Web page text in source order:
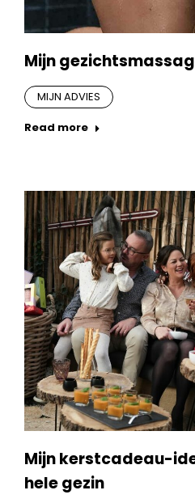
Mijn
MIJN ADVIES
Read more
Mijn kerstcadeau-
hele gezin